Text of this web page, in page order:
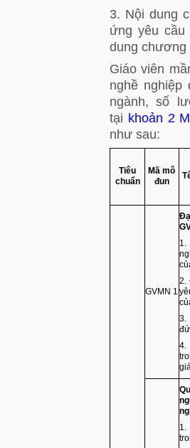
3. Nội dung
ứng yêu cầu
dung
Giáo viên
nghề
ngành, số
tại khoản 2
như sau:
Tiêu
chuẩn
Mã mô
đun
GVMN 1
2.
3.
4.
1.